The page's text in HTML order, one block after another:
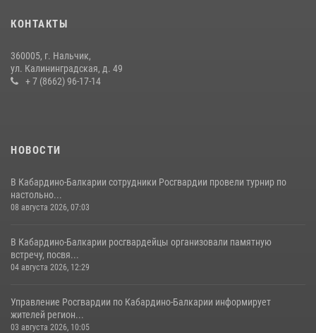
В Кабардино-Балкарии при силовой поддержке Росгвардии изъяты
оружие и наркотические средства
КОНТАКТЫ
360005, г. Нальчик,
ул. Калининградская, д. 49
+ 7 (8662) 96-17-14
НОВОСТИ
В Кабардино-Балкарии сотрудники Росгвардии провели турнир по
настольно...
08 августа 2026, 07:03
В Кабардино-Балкарии росгвардейцы организовали памятную
встречу, посвя...
04 августа 2026, 12:29
Управление Росгвардии по Кабардино-Балкарии информирует
жителей регион...
03 августа 2026, 10:05